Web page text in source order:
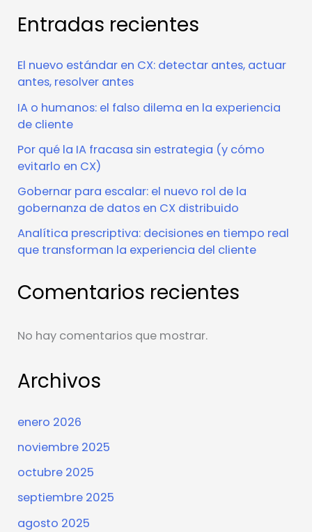
Entradas recientes
El nuevo estándar en CX: detectar antes, actuar
antes, resolver antes
IA o humanos: el falso dilema en la experiencia
de cliente
Por qué la IA fracasa sin estrategia (y cómo
evitarlo en CX)
Gobernar para escalar: el nuevo rol de la
gobernanza de datos en CX distribuido
Analítica prescriptiva: decisiones en tiempo real
que transforman la experiencia del cliente
Comentarios recientes
No hay comentarios que mostrar.
Archivos
enero 2026
noviembre 2025
octubre 2025
septiembre 2025
agosto 2025